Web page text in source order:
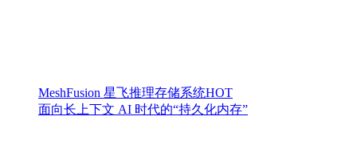
MeshFusion 星飞推理存储系统HOT
面向长上下文 AI 时代的“持久化内存”